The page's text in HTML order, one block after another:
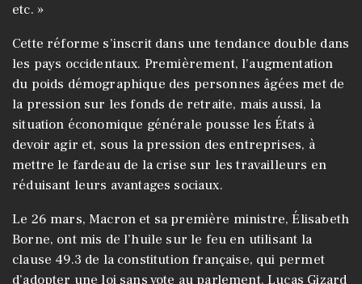
etc. »
Cette réforme s’inscrit dans une tendance double dans
les pays occidentaux. Premièrement, l’augmentation
du poids démographique des personnes âgées met de
la pression sur les fonds de retraite, mais aussi, la
situation économique générale pousse les États à
devoir agir et, sous la pression des entreprises, à
mettre le fardeau de la crise sur les travailleurs en
réduisant leurs avantages sociaux.
Le 26 mars, Macron et sa première ministre, Élisabeth
Borne, ont mis de l’huile sur le feu en utilisant la
clause 49.3 de la constitution française, qui permet
d’adopter une loi sans vote au parlement. Lucas Gizard